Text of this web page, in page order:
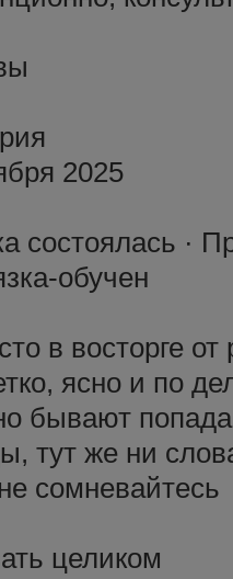
2025
состоялась ·
обучен
в восторге
ясно и по
бывают
тут же ни
сомневайтесь
целиком